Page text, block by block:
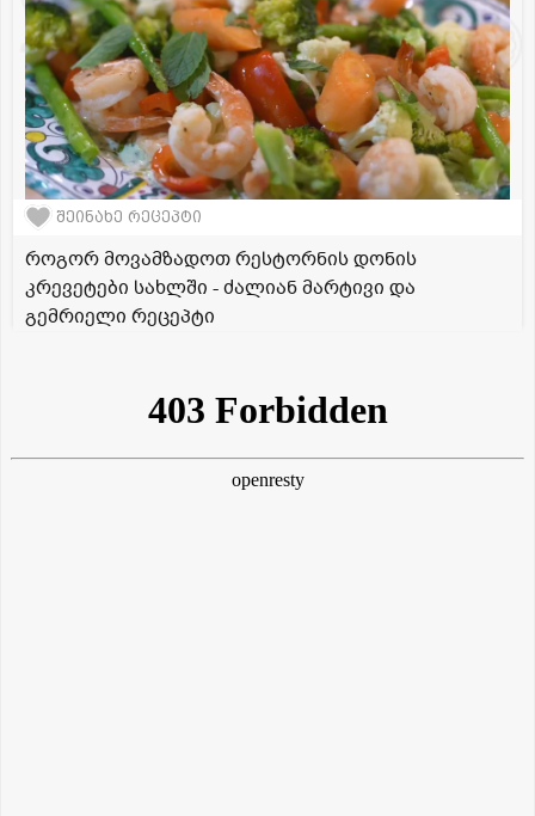
შეინახე რეცეპტი
როგორ მოვამზადოთ რესტორნის დონის
კრევეტები სახლში - ძალიან მარტივი და
გემრიელი რეცეპტი